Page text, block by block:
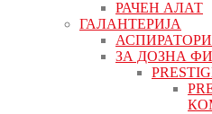
РАЧЕН АЛАТ
ГАЛАНТЕРИЈА
АСПИРАТОРИ
ЗА ДОЗНА